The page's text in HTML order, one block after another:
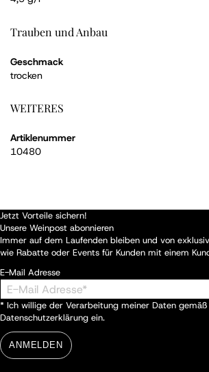
Trauben und Anbau
Geschmack
trocken
WEITERES
Artiklenummer
10480
Jetzt Vorteile sichern!
Unsere Weinpost abonnieren
Immer auf dem Laufenden bleiben und von
wie Rabatte oder Events für Kunden mit einem
E-Mail Adresse
* Ich willige der Verarbeitung meiner Daten
Datenschutzerklärung ein.
ANMELDEN